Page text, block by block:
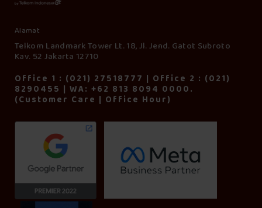
Alamat
Telkom Landmark Tower Lt. 18, Jl. Jend. Gatot Subroto
Kav. 52 Jakarta 12710
Office 1 : (021) 27518777 | Office 2 : (021)
8290455 | WA: +62 813 8094 0000.
(Customer Care | Office Hour)